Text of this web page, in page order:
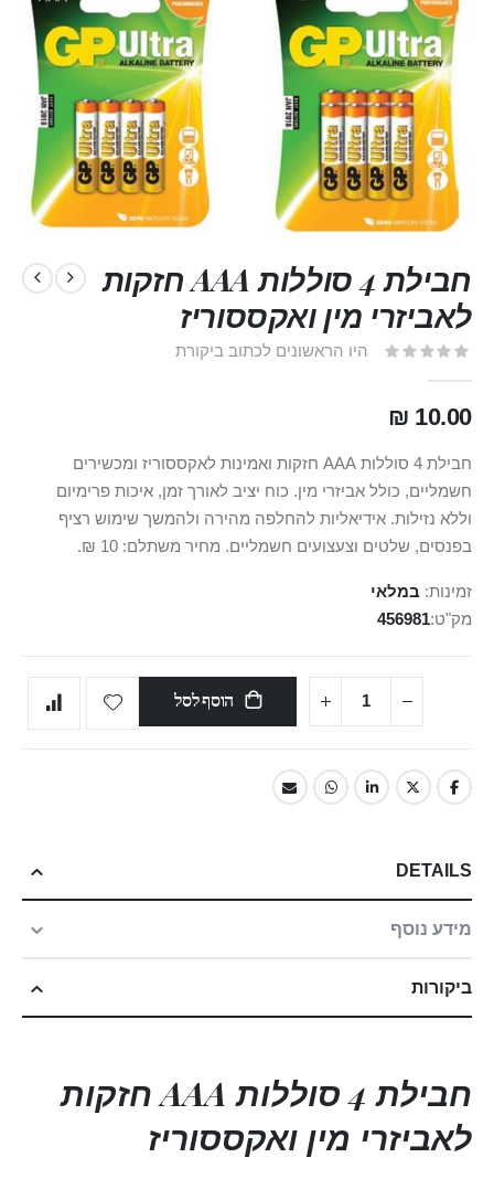
חבילת 4 סוללות AAA חזקות
לאביזרי מין ואקססוריז
היו הראשונים לכתוב ביקורת
10.00 ₪
חבילת 4 סוללות AAA חזקות ואמינות לאקססוריז ומכשירים
חשמליים, כולל אביזרי מין. כוח יציב לאורך זמן, איכות פרימיום
וללא נזילות. אידיאליות להחלפה מהירה ולהמשך שימוש רציף
בפנסים, שלטים וצעצועים חשמליים. מחיר משתלם: 10 ₪.
זמינות: במלאי
מק"ט 456981
הוסף לסל
DETAILS
מידע נוסף
ביקורות
חבילת 4 סוללות AAA חזקות
לאביזרי מין ואקססוריז